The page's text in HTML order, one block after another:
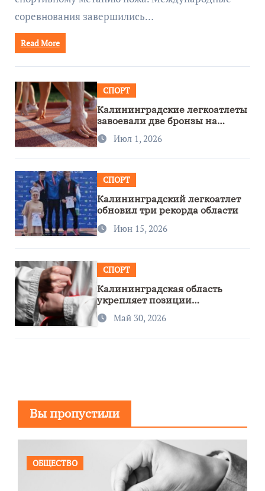
соревнования завершились…
Read More
СПОРТ
Калининградские легкоатлеты
завоевали две бронзы на
первенстве России
Июл 1, 2026
СПОРТ
Калининградский легкоатлет
обновил три рекорда области
Июн 15, 2026
СПОРТ
Калининградская область
укрепляет позиции
спортивного региона
Май 30, 2026
Вы пропустили
ОБЩЕСТВО